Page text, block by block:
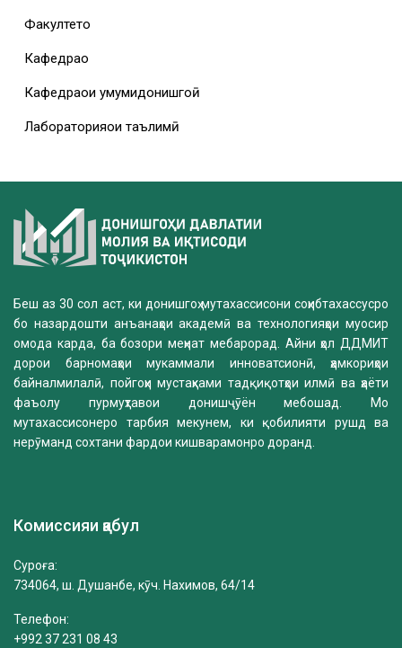
Факултетҳо
Кафедраҳо
Кафедраҳои умумидонишгоҳӣ
Лабораторияҳои таълимӣ
Беш аз 30 сол аст, ки донишгоҳ мутахассисони соҳибтахассусро
бо назардошти анъанаҳои академӣ ва технологияҳои муосир
омода карда, ба бозори меҳнат мебарорад. Айни ҳол ДДМИТ
дорои барномаҳои мукаммали инноватсионӣ, ҳамкориҳои
байналмилалӣ, пойгоҳи мустаҳками тадқиқотҳои илмӣ ва ҳаёти
фаъолу пурмуҳтавои донишҷӯён мебошад. Мо
мутахассисонеро тарбия мекунем, ки қобилияти рушд ва
нерӯманд сохтани фардои кишварамонро доранд.
Комиссияи қабул
Суроға:
734064, ш. Душанбе, кӯч. Нахимов, 64/14
Телефон:
+992 37 231 08 43